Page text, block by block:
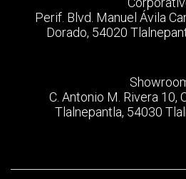
Perif. Blvd. Manuel Ávila
Dorado, 54020
C. Antonio M. Rivera 10,
Tlalnepantla, 54030